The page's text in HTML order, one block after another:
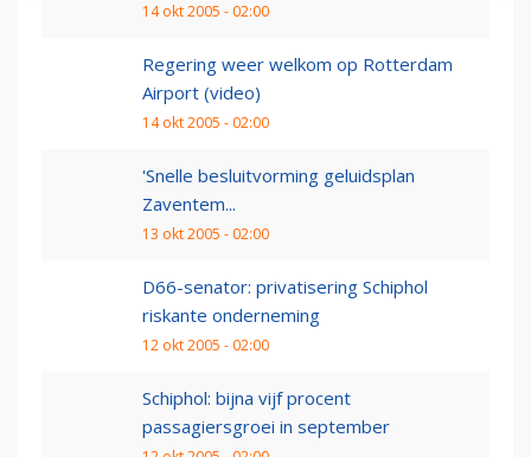
14 okt 2005 - 02:00
Regering weer welkom op Rotterdam
Airport (video)
14 okt 2005 - 02:00
'Snelle besluitvorming geluidsplan
Zaventem...
13 okt 2005 - 02:00
D66-senator: privatisering Schiphol
riskante onderneming
12 okt 2005 - 02:00
Schiphol: bijna vijf procent
passagiersgroei in september